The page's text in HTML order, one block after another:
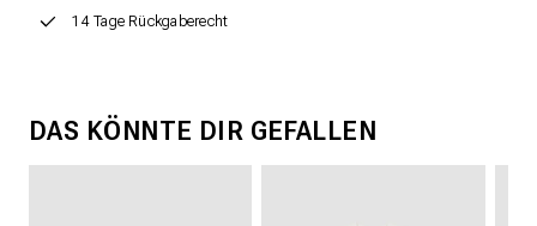
14 Tage Rückgaberecht
DAS KÖNNTE DIR GEFALLEN